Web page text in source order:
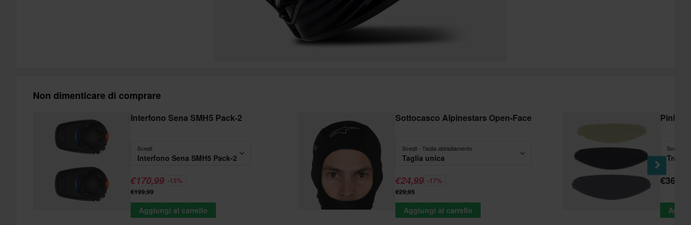
Non dimenticare di comprare
Interfono Sena SMH5 Pack-2
Scegli
Interfono Sena SMH5 Pack-2
€170,99 -15%
€199,99
Aggiungi al carrello
Sottocasco Alpinestars Open-Face
Scegli - Taglia abbigliamento
Taglia unica
€24,99 -17%
€29,95
Aggiungi al carrello
Scegli -
€36,99